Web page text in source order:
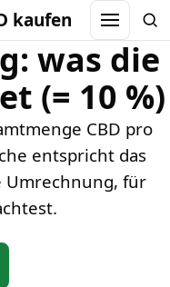
kaufen Menu
was die
(= 10 %)
CBD pro
entspricht das
Umrechnung, für